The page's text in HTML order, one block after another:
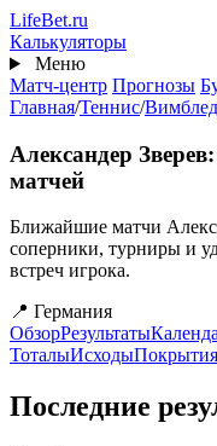
Перейти
к
основному
содержанию
LifeBet.ru
Калькуляторы
Меню
Матч-центр Прогнозы
Главная/Теннис/
Александер
матчей
Ближайшие матчи
соперники, турниры и
встреч игрока.
📍 Германия
ОбзорРезультаты
ТоталыИсходыПокрытия
Последние